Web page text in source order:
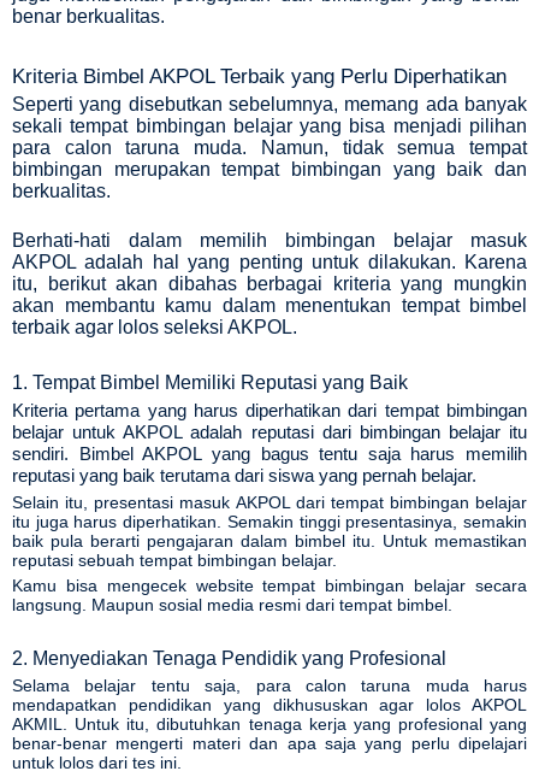
benar berkualitas.
Kriteria Bimbel AKPOL Terbaik yang Perlu Diperhatikan
Seperti yang disebutkan sebelumnya, memang ada banyak
sekali tempat bimbingan belajar yang bisa menjadi pilihan
para calon taruna muda. Namun, tidak semua tempat
bimbingan merupakan tempat bimbingan yang baik dan
berkualitas.
Berhati-hati dalam memilih
bimbingan belajar masuk
AKPOL adalah hal yang penting untuk dilakukan. Karena
itu, berikut akan dibahas berbagai kriteria yang mungkin
akan membantu kamu dalam menentukan tempat bimbel
terbaik agar lolos seleksi AKPOL.
1. Tempat Bimbel Memiliki Reputasi yang Baik
Kriteria pertama yang harus diperhatikan dari tempat bimbingan
belajar untuk AKPOL adalah reputasi dari bimbingan belajar itu
sendiri. Bimbel AKPOL yang bagus tentu saja harus memilih
reputasi yang baik terutama dari siswa yang pernah belajar.
Selain itu, presentasi masuk AKPOL dari tempat bimbingan belajar
itu juga harus diperhatikan. Semakin tinggi presentasinya, semakin
baik pula berarti pengajaran dalam bimbel itu. Untuk memastikan
reputasi sebuah tempat bimbingan belajar.
Kamu bisa mengecek website tempat bimbingan belajar secara
langsung. Maupun sosial media resmi dari tempat bimbel.
2. Menyediakan Tenaga Pendidik yang Profesional
Selama belajar tentu saja, para calon taruna muda harus
mendapatkan pendidikan yang dikhususkan agar lolos AKPOL
AKMIL
. Untuk itu, dibutuhkan tenaga kerja yang profesional yang
benar-benar mengerti materi dan apa saja yang perlu dipelajari
untuk lolos dari tes ini.